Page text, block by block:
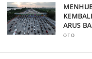
ARUS
OTO